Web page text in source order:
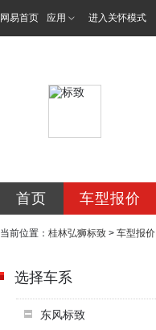
网易首页 应用 进入关怀模式
首页 车型报价
当前位置： 桂林弘狮标致 > 车型报价
选择车系
东风标致